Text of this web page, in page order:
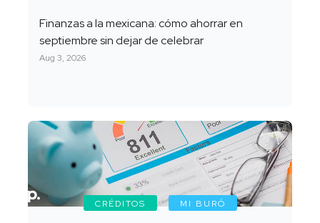
Finanzas a la mexicana: cómo ahorrar en
septiembre sin dejar de celebrar
Aug 3, 2026
CRÉDITOS MI BURÓ